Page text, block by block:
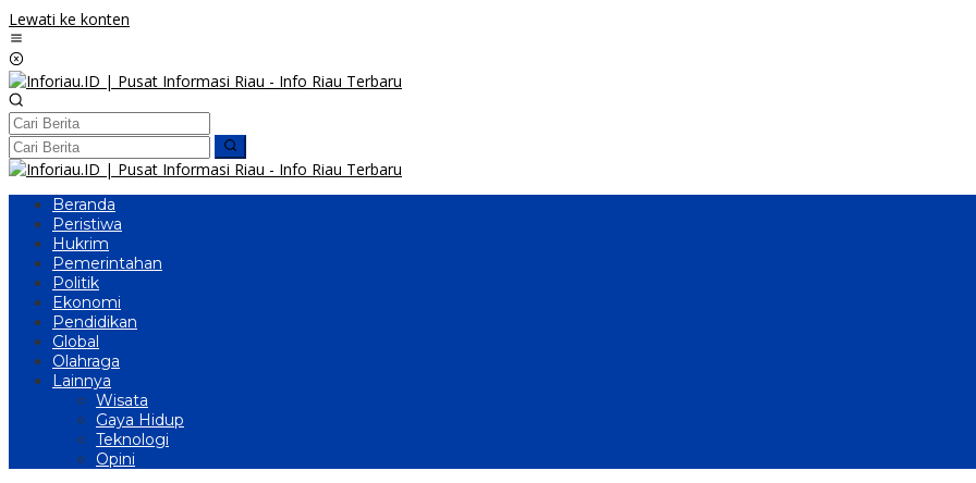
Lewati ke konten
Beranda
Peristiwa
Hukrim
Pemerintahan
Politik
Ekonomi
Pendidikan
Global
Olahraga
Lainnya
Wisata
Gaya Hidup
Teknologi
Opini